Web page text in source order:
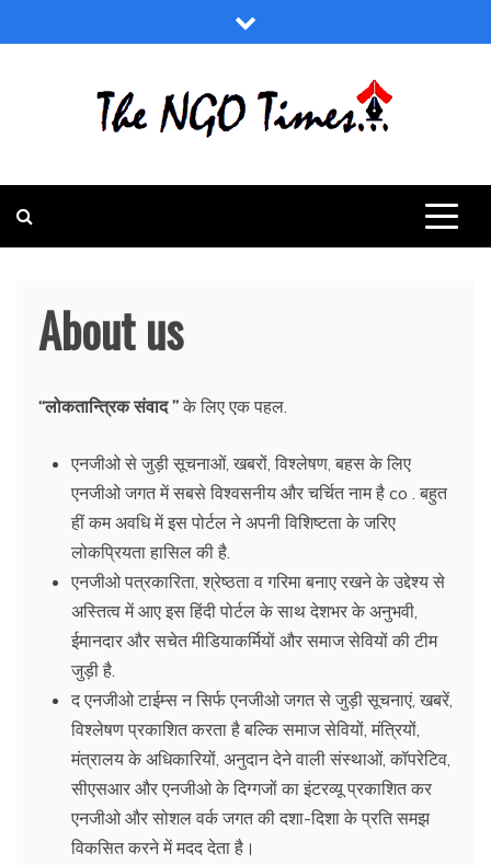
to
donations, CSR funding, NGO jobs in India
About us
“लोकतान्त्रिक संवाद”के लिए एक पहल.
एनजीओ से जुड़ी सूचनाओं, खबरों, विश्लेषण, बहस के लिए
एनजीओ जगत में सबसे विश्वसनीय और चर्चित नाम है co . बहुत
हीं कम अवधि में इस पोर्टल ने अपनी विशिष्टता के जरिए
लोकप्रियता हासिल की है.
एनजीओ पत्रकारिता, श्रेष्ठता व गरिमा बनाए रखने के उद्देश्य से
अस्तित्व में आए इस हिंदी पोर्टल के साथ देशभर के अनुभवी,
ईमानदार और सचेत मीडियाकर्मियों और समाज सेवियों की टीम
जुड़ी है.
द एनजीओ टाईम्स न सिर्फ एनजीओ जगत से जुड़ी सूचनाएं, खबरें,
विश्लेषण प्रकाशित करता है बल्कि समाज सेवियों, मंत्रियों,
मंत्रालय के अधिकारियों, अनुदान देने वाली संस्थाओं, कॉपरेटिव,
सीएसआर और एनजीओ के दिग्गजों का इंटरव्यू प्रकाशित कर
एनजीओ और सोशल वर्क जगत की दशा-दिशा के प्रति समझ
विकसित करने में मदद देता है।